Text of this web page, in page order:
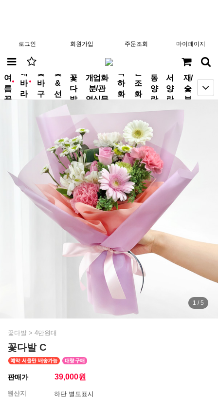
로그인 회원가입 주문조회 마이페이지
new
여
름
꽃
new
해
바
라
꽃
바
구
꽃
&
선
꽃
다
발
개업화
분/관
엽식물
축
하
화
근
조
화
동
양
란
서
양
란
분
재/
숯
부
1 / 5
꽃다발 > 4만원대
꽃다발 C
판매가 39,000원
원산지
하단 별도표시